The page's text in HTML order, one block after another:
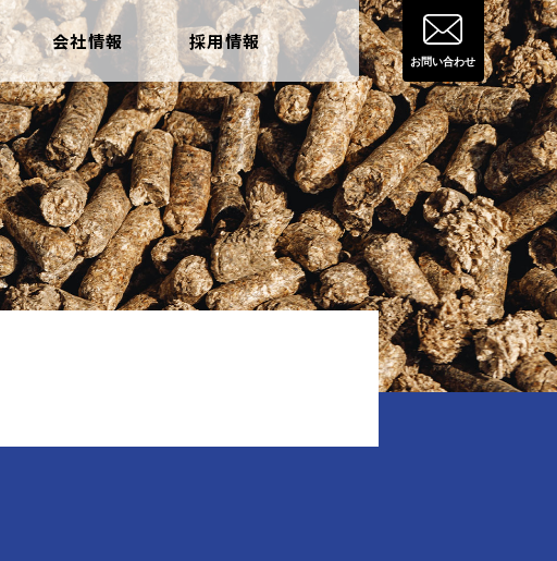
会社情報 採用情報
お問い合わせ